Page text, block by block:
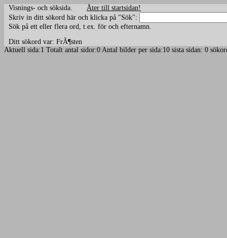
Visnings- och söksida. Åter till startsidan!
Skriv in ditt sökord här och klicka på "Sök":
Sök på ett eller flera ord, t.ex. för och efternamn.
Ditt sökord var: FrÃ¶sten
Aktuell sida:1 Totalt antal sidor:0 Antal bilder per sida:10 sista sidan: 0